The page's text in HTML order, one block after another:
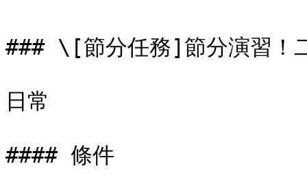
### \[節分任務]節分演習！
日常
#### 條件